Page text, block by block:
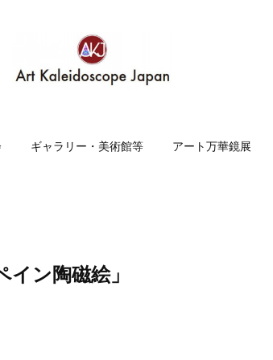
ギャラリー・美術館等 アート万華鏡展
ン陶磁絵」